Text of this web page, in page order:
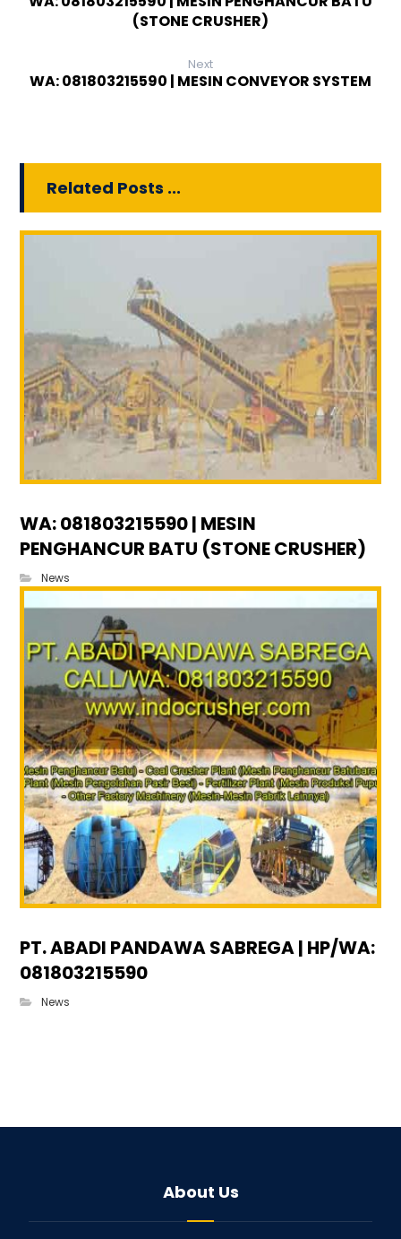
(STONE CRUSHER)
Next
WA: 081803215590 | MESIN CONVEYOR SYSTEM
Related Posts ...
WA: 081803215590 | MESIN
PENGHANCUR BATU (STONE CRUSHER)
News
PT. ABADI PANDAWA SABREGA | HP/WA:
081803215590
News
About Us